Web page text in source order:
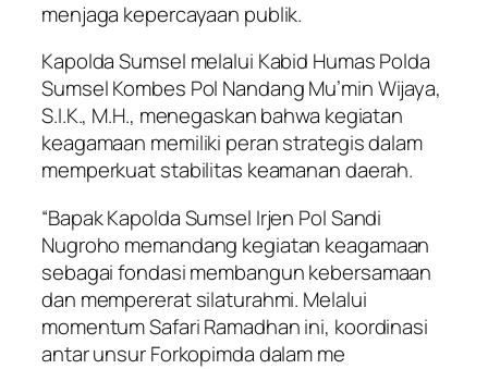
menjaga kepercayaan publik.
Kapolda Sumsel melalui Kabid Humas Polda
Sumsel Kombes Pol Nandang Mu’min Wijaya,
S.I.K., M.H., menegaskan bahwa kegiatan
keagamaan memiliki peran strategis dalam
memperkuat stabilitas keamanan daerah.
“Bapak Kapolda Sumsel Irjen Pol Sandi
Nugroho memandang kegiatan keagamaan
sebagai fondasi membangun kebersamaan
dan mempererat silaturahmi. Melalui
momentum Safari Ramadhan ini, koordinasi
antar unsur Forkopimda dalam me